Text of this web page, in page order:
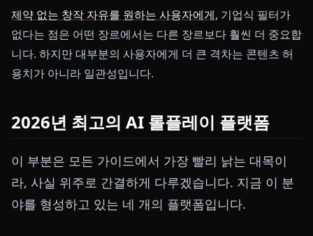
제약 없는 창작 자유를 원하는 사용자에게, 기업식 필터가
없다는 점은 어떤 장르에서는 다른 장르보다 훨씬 더 중요합
니다. 하지만 대부분의 사용자에게 더 큰 격차는 콘텐츠 허
용치가 아니라 일관성입니다.
2026년 최고의 AI 롤플레이 플랫폼
이 부분은 모든 가이드에서 가장 빨리 낡는 대목이
라, 사실 위주로 간결하게 다루겠습니다. 지금 이 분
야를 형성하고 있는 네 개의 플랫폼입니다.